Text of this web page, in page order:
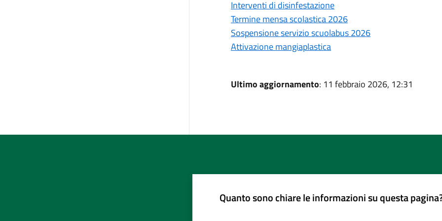
Interventi di disinfestazione
Termine mensa scolastica 2026
Sospensione servizio scuolabus 2026
Attivazione mangiaplastica
Ultimo aggiornamento: 11 febbraio 2026, 12:31
Quanto sono chiare le informazioni su questa